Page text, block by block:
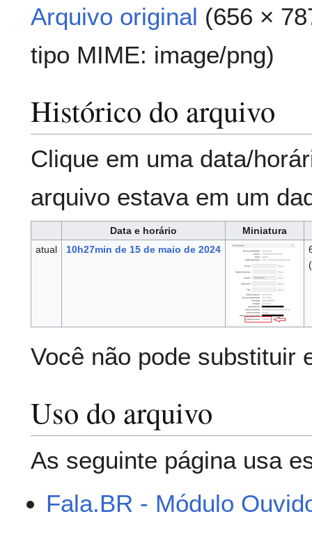
Arquivo original (656 ×
tipo MIME: image/png)
Histórico do arquivo
Clique em uma data/
arquivo estava em um
Data e horário
Miniatura
atual
10h27min de 15 de maio de 2024
Você não pode substituir
Uso do arquivo
As seguinte página usa
Fala.BR - Módulo